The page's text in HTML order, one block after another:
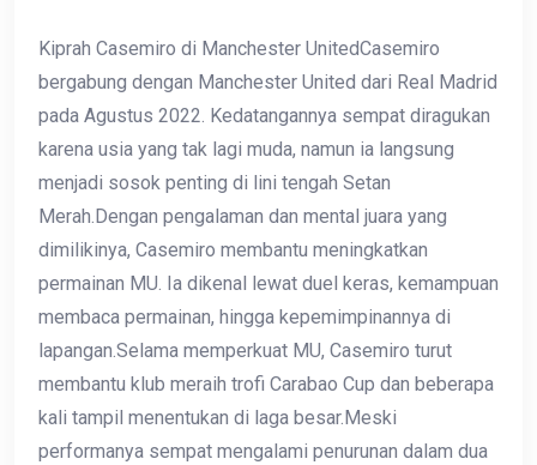
Kiprah Casemiro di Manchester UnitedCasemiro
bergabung dengan Manchester United dari Real Madrid
pada Agustus 2022. Kedatangannya sempat diragukan
karena usia yang tak lagi muda, namun ia langsung
menjadi sosok penting di lini tengah Setan
Merah.Dengan pengalaman dan mental juara yang
dimilikinya, Casemiro membantu meningkatkan
permainan MU. Ia dikenal lewat duel keras, kemampuan
membaca permainan, hingga kepemimpinannya di
lapangan.Selama memperkuat MU, Casemiro turut
membantu klub meraih trofi Carabao Cup dan beberapa
kali tampil menentukan di laga besar.Meski
performanya sempat mengalami penurunan dalam dua